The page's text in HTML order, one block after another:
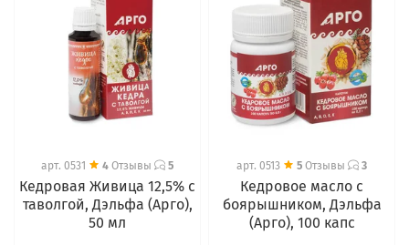
арт. 0531 4 Отзывы 5
Кедровая Живица 12,5% с
таволгой, Дэльфа (Арго),
50 мл
арт. 0513 5 Отзывы 3
Кедровое масло с
боярышником, Дэльфа
(Арго), 100 капс